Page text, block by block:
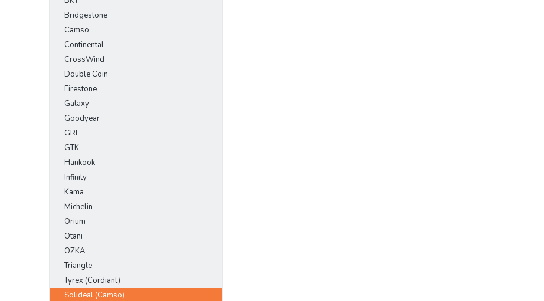
Bridgestone
Camso
Continental
CrossWind
Double Coin
Firestone
Galaxy
Goodyear
GRI
GTK
Hankook
Infinity
Kama
Michelin
Orium
Otani
ÖZKA
Triangle
Tyrex (Cordiant)
Solideal (Camso)